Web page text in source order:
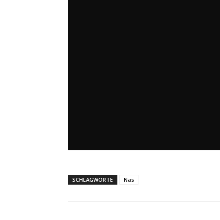
SCHLAGWORTE Nas